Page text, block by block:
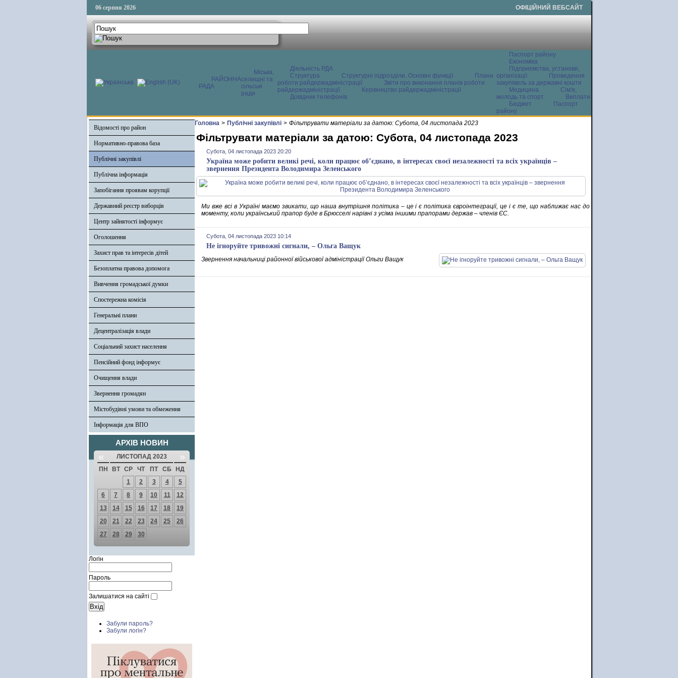
06 серпня 2026 ОФІЦІЙНИЙ ВЕБСАЙТ
РАЙОННА
РАДА
Міська,
селищні та
сільські
ради
Діяльність РДА
Структура
Структурні підрозділи. Основні функції
Плани
роботи райдержадміністрації
Звіти про виконання планів роботи
райдержадміністрації
Керівництво райдержадміністрації
Довідник телефонів
Паспорт району
Економіка
Підприємства, установи,
організації
Проведення
закупівель за державні кошти
Медицина
Сім'я,
молодь та спорт
Виплати
Бюджет
Паспорт
району
Відомості про район
Нормативно-правова база
Публічні закупівлі
Публічна інформація
Запобігання проявам корупції
Державний реєстр виборців
Центр зайнятості інформує
Оголошення
Захист прав та інтересів дітей
Безоплатна правова допомога
Вивчення громадської думки
Спостережна комісія
Генеральні плани
Децентралізація влади
Соціальний захист населення
Пенсійний фонд інформує
Очищення влади
Звернення громадян
Містобудівні умови та обмеження
Інформація для ВПО
АРХІВ НОВИН
« ЛИСТОПАД 2023 »
ПН ВТ СР ЧТ ПТ СБ
НД
1
2 3 4
5
6
7 8 9 10 11
12
13
14 15 16 17 18
19
20
21 22 23 24 25
26
27
28 29 30
Логін
Пароль
Залишатися на сайті
Забули пароль?
Забули логін?
Головна > Публічні закупівлі > Фільтрувати матеріали за датою: Субота, 04 листопада 2023
Фільтрувати матеріали за датою: Субота, 04 листопада 2023
Субота, 04 листопада 2023 20:20
Україна може робити великі речі, коли працює обʼєднано, в інтересах своєї незалежності та всіх українців –
звернення Президента Володимира Зеленського
Ми вже всі в Україні маємо звикати, що наша внутрішня політика – це і є політика євроінтеграції, це і є те, що наближає нас до
моменту, коли український прапор буде в Брюсселі нарівні з усіма іншими прапорами держав – членів ЄС.
Субота, 04 листопада 2023 10:14
Не ігноруйте тривожні сигнали, – Ольга Ващук
Звернення начальниці районної військової адміністрації Ольги Ващук